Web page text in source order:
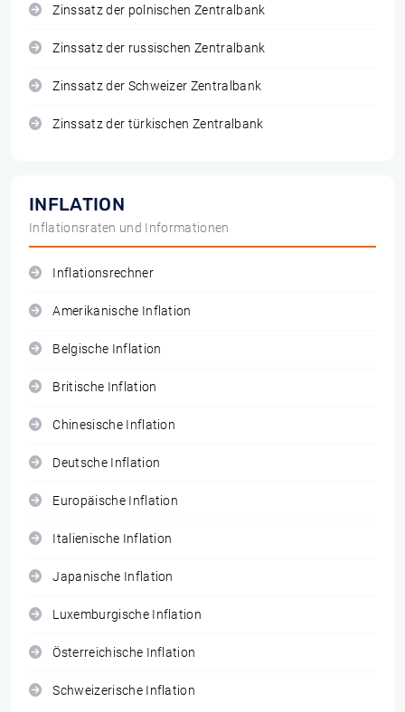
Zinssatz der polnischen Zentralbank
Zinssatz der russischen Zentralbank
Zinssatz der Schweizer Zentralbank
Zinssatz der türkischen Zentralbank
INFLATION
Inflationsraten und Informationen
Inflationsrechner
Amerikanische Inflation
Belgische Inflation
Britische Inflation
Chinesische Inflation
Deutsche Inflation
Europäische Inflation
Italienische Inflation
Japanische Inflation
Luxemburgische Inflation
Österreichische Inflation
Schweizerische Inflation